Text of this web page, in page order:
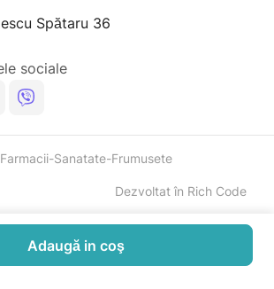
Spătaru 36
sociale
Sanatate-Frumusete
Dezvoltat în Rich Code
Adaugă in coş